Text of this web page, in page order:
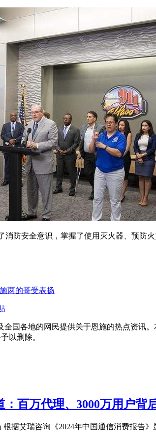
防安全意识，掌握了使用灭火器、预防火
两的哥受表扬
全国各地的网民提供关于恩施的热点资
以删除。
百万代理、3000万用户背
根据艾瑞咨询《2024年中国通信消费报告